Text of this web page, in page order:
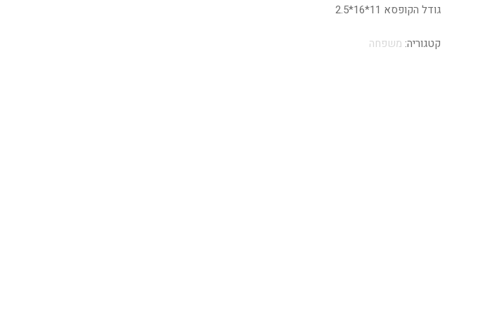
גודל הקופסא 11*16*2.5
קטגוריה: משפחה